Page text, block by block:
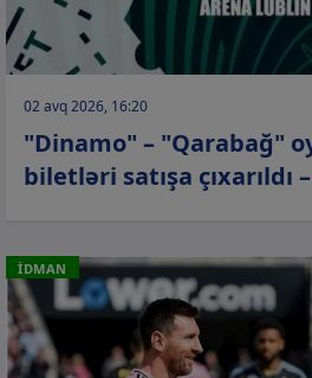
02 avq 2026, 16:20
"Dinamo" – "Qarabağ"
biletləri satışa çıxarıldı –
İDMAN